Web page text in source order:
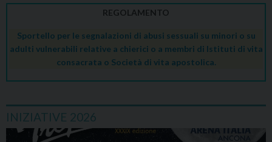
REGOLAMENTO
Sportello per le segnalazioni di abusi sessuali su minori o su
adulti vulnerabili relative a chierici o a membri di Istituti di vita
consacrata o Società di vita apostolica.
INIZIATIVE 2026